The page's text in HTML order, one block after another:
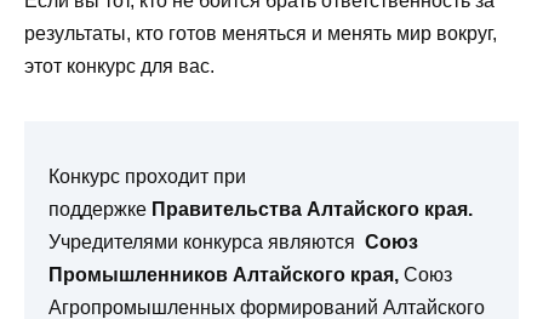
результаты, кто готов меняться и менять мир вокруг,
этот конкурс для вас.
Конкурс проходит при
поддержке Правительства Алтайского края.
Учредителями конкурса являются Союз
Промышленников Алтайского края, Союз
Агропромышленных формирований Алтайского